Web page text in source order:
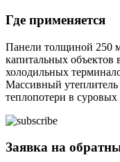
Где применяется
Панели толщиной 250
капитальных объектов
холодильных
Массивный
теплопотери в
Заявка на